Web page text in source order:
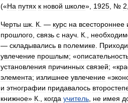
(«На путях к новой школе», 1925 , № 2
Черты шк К . — курс на всестороннее
прошлого связь с науч К
— складывались в полемике
увлечение прошлым; «
установления причинных связей; «
элемента; излишнее увлечение «
и этнографии придавалось
книжное» К когда учитель не имея